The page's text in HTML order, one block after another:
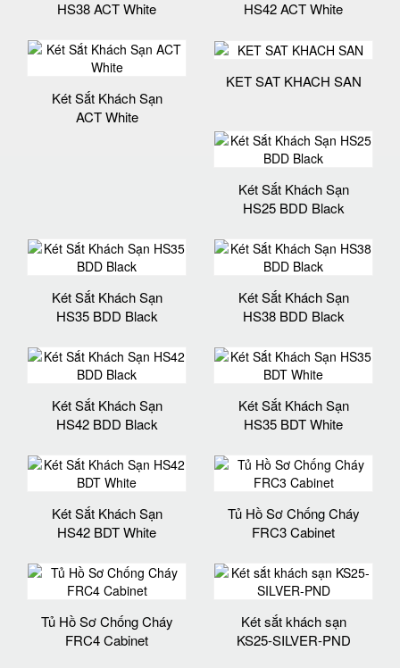
HS38 ACT White HS42 ACT White
Két Sắt Khách Sạn
ACT White
KET SAT KHACH SAN
Két Sắt Khách Sạn
HS25 BDD Black
Két Sắt Khách Sạn
HS35 BDD Black
Két Sắt Khách Sạn
HS38 BDD Black
Két Sắt Khách Sạn
HS42 BDD Black
Két Sắt Khách Sạn
HS35 BDT White
Két Sắt Khách Sạn
HS42 BDT White
Tủ Hồ Sơ Chống Cháy
FRC3 Cabinet
Tủ Hồ Sơ Chống Cháy
FRC4 Cabinet
Két sắt khách sạn
KS25-SILVER-PND